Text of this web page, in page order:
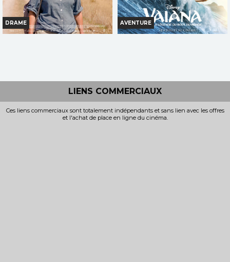
DRAME
Bande-annonce
Réservation
AVENTURE
Bande-annonce
Réservation
LIENS COMMERCIAUX
Ces liens commerciaux sont totalement indépendants et sans lien avec les offres
et l'achat de place en ligne du cinéma.